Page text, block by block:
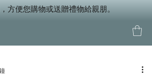
方便您購物或送贈禮物給親朋。